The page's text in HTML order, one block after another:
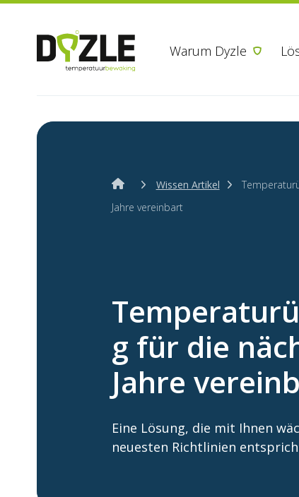
Warum Dyzle
Wissen Artikel
Jahre vereinbart
g für die
Jahre
Eine Lösung, die mit Ihnen
neuesten Richtlinien